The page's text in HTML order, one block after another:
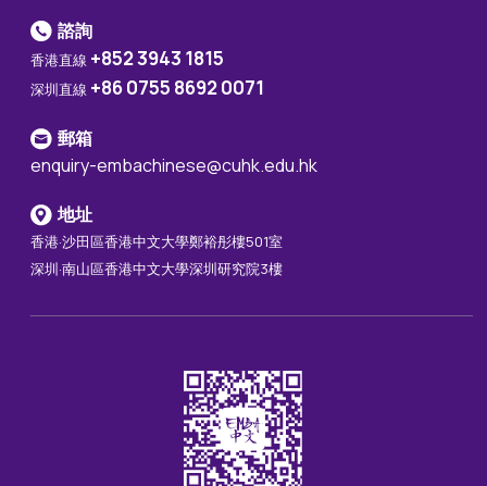
諮詢
香港直線 +852 3943 1815
深圳直線 +86 0755 8692 0071
郵箱
enquiry-embachinese@cuhk.edu.hk
地址
香港·沙田區香港中文大學鄭裕彤樓501室
深圳·南山區香港中文大學深圳研究院3樓